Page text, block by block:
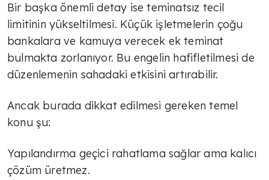
Bir başka önemli detay ise teminatsız tecil
limitinin yükseltilmesi. Küçük işletmelerin çoğu
bankalara ve kamuya verecek ek teminat
bulmakta zorlanıyor. Bu engelin hafifletilmesi de
düzenlemenin sahadaki etkisini artırabilir.
Ancak burada dikkat edilmesi gereken temel
konu şu:
Yapılandırma geçici rahatlama sağlar ama kalıcı
çözüm üretmez.
İlham veren kadınlar
TÜLİN YALMAN
Traktörleri ile Selanik'te eylem
taleplerini traktörleri ile…